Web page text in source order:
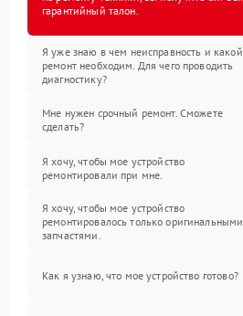
гарантийный талон.
Я уже знаю в чем неисправность и какой
ремонт необходим. Для чего проводить
диагностику?
Мне нужен срочный ремонт. Сможете
сделать?
Я хочу, чтобы мое устройство
ремонтировали при мне.
Я хочу, чтобы мое устройство
ремонтировалось только оригинальными
запчастями.
Как я узнаю, что мое устройство готово?